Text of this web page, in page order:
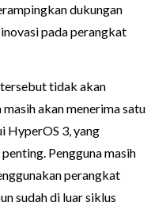
dukungan
pada perangkat
tidak akan
akan menerima satu
HyperOS 3, yang
Pengguna masih
perangkat
sudah di luar siklus